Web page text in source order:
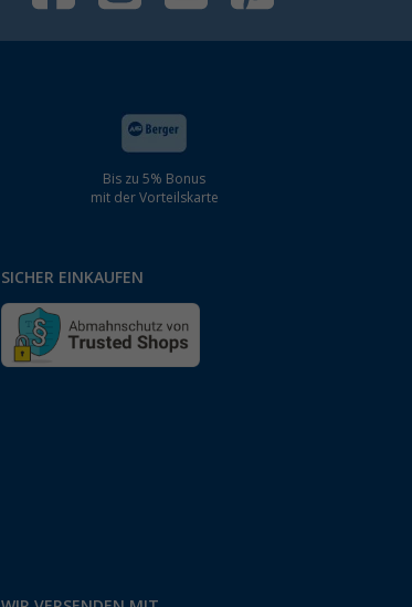
Bis zu 5% Bonus
mit der Vorteilskarte
SICHER EINKAUFEN